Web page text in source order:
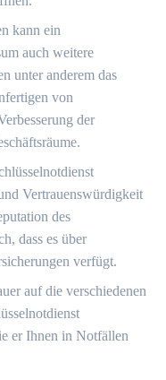
kann ein
auch weitere
unter anderem das
von
der
Vertrauenswürdigkeit
des
dass es über
verfügt.​
auf die verschiedenen
er Ihnen in Notfällen